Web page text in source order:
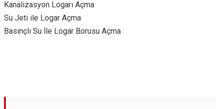
Kanalizasyon Logarı Açma
Su Jeti ile Logar Açma
Basınçlı Su İle Logar Borusu Açma